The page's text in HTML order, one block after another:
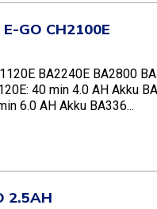
GO CH2100E
BA2240E BA2800
40 min 4.0 AH Akku
6.0 AH Akku BA336...
2.5AH